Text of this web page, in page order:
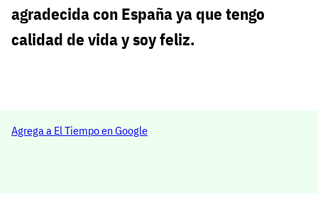
agradecida con España ya que tengo
calidad de vida y soy feliz.
Agrega a El Tiempo en Google